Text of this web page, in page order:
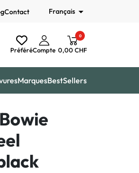
Contact Français 
PréféréCompte
0
0,00 CHF
MarquesBestSellers